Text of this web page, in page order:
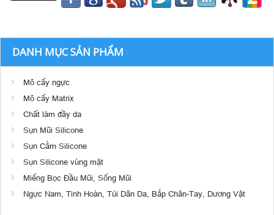
DANH MỤC SẢN PHẨM
Mô cấy ngực
Mô cấy Matrix
Chất làm đầy da
Sụn Mũi Silicone
Sụn Cằm Silicone
Sụn Silicone vùng mặt
Miếng Bọc Đầu Mũi, Sống Mũi
Ngực Nam, Tinh Hoàn, Túi Dãn Da, Bắp Chân-Tay, Dương Vật